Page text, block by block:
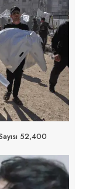
52,400